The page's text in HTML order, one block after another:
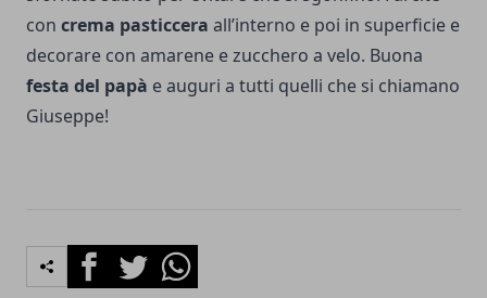
con crema pasticcera all’interno e poi in superficie e
decorare con amarene e zucchero a velo. Buona
festa del papà e auguri a tutti quelli che si chiamano
Giuseppe!
FacebookTwitterWhatsapp